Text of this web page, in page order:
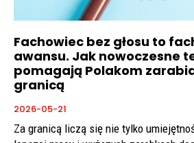
Fachowiec bez głosu to
awansu. Jak nowoczesne
pomagają Polakom
granicą
2026-05-21
Za granicą liczą się nie tylko